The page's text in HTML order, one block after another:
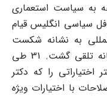
به سیاست استعماری
سیاسی انگلیس قیام
به نشانه شکست
امپراطوری بریتانیا در ایران و خاورمیانه تلقی گشت. 31 طی
اختیاراتی را که دکتر
با اختیارات ویژه